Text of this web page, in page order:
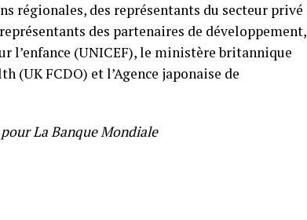
régionales, des représentants du secteur privé
des partenaires de développement,
l’enfance (UNICEF), le ministère britannique
(UK FCDO) et l’Agence japonaise de
pour La Banque Mondiale